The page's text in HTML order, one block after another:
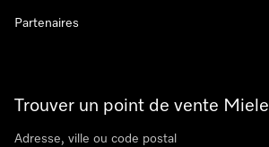
Trouver un point de vente Miele
Partenaires